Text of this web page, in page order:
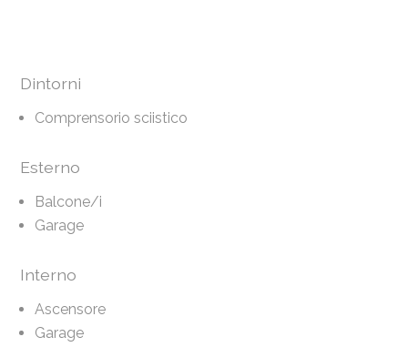
Dintorni
Comprensorio sciistico
Esterno
Balcone/i
Garage
Interno
Ascensore
Garage